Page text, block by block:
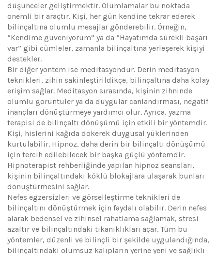
düşünceler geliştirmektir. Olumlamalar bu noktada
önemli bir araçtır. Kişi, her gün kendine tekrar ederek
bilinçaltına olumlu mesajlar gönderebilir. Örneğin,
“Kendime güveniyorum” ya da “Hayatımda sürekli başarı
var” gibi cümleler, zamanla bilinçaltına yerleşerek kişiyi
destekler.
Bir diğer yöntem ise meditasyondur. Derin meditasyon
teknikleri, zihin sakinleştirildikçe, bilinçaltına daha kolay
erişim sağlar. Meditasyon sırasında, kişinin zihninde
olumlu görüntüler ya da duygular canlandırması, negatif
inançları dönüştürmeye yardımcı olur. Ayrıca, yazma
terapisi de bilinçaltı dönüşümü için etkili bir yöntemdir.
Kişi, hislerini kağıda dökerek duygusal yüklerinden
kurtulabilir. Hipnoz, daha derin bir bilinçaltı dönüşümü
için tercih edilebilecek bir başka güçlü yöntemdir.
Hipnoterapist rehberliğinde yapılan hipnoz seansları,
kişinin bilinçaltındaki köklü blokajlara ulaşarak bunları
dönüştürmesini sağlar.
Nefes egzersizleri ve görselleştirme teknikleri de
bilinçaltını dönüştürmek için faydalı olabilir. Derin nefes
alarak bedensel ve zihinsel rahatlama sağlamak, stresi
azaltır ve bilinçaltındaki tıkanıklıkları açar. Tüm bu
yöntemler, düzenli ve bilinçli bir şekilde uygulandığında,
bilinçaltındaki olumsuz kalıpların yerine yeni ve sağlıklı